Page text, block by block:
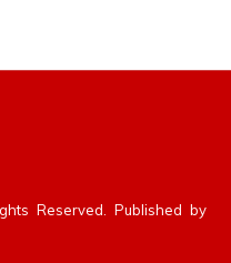
Reserved. Published by